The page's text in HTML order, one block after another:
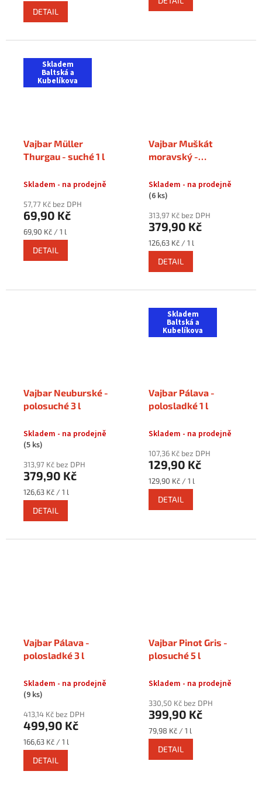
cena:
DETAIL
Skladem
Baltská a
Kubelíkova
Vajbar Müller
Thurgau - suché 1 l
Skladem - na prodejně
57,77 Kč bez DPH
69,90 Kč
Měrná
cena:
69,90 Kč / 1 l
DETAIL
Vajbar Muškát
moravský -
Skladem - na prodejně
(6 ks)
313,97 Kč bez DPH
379,90 Kč
Měrná
cena:
126,63 Kč / 1 l
DETAIL
Vajbar Neuburské -
polosuché 3 l
Skladem - na prodejně
(5 ks)
313,97 Kč bez DPH
379,90 Kč
Měrná
cena:
126,63 Kč / 1 l
DETAIL
Skladem
Baltská a
Kubelíkova
Vajbar Pálava -
polosladké 1 l
Skladem - na prodejně
107,36 Kč bez DPH
129,90 Kč
Měrná
cena:
129,90 Kč / 1 l
DETAIL
Vajbar Pálava -
polosladké 3 l
Skladem - na prodejně
(9 ks)
413,14 Kč bez DPH
499,90 Kč
Měrná
cena:
166,63 Kč / 1 l
DETAIL
Vajbar Pinot Gris -
plosuché 5 l
Skladem - na prodejně
330,50 Kč bez DPH
399,90 Kč
Měrná
cena:
79,98 Kč / 1 l
DETAIL